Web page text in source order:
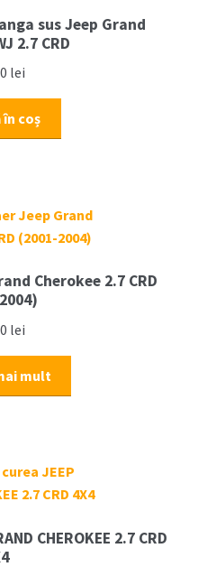
sus Jeep Grand
2.7 CRD
lei
în coș
Cherokee 2.7 CRD
lei
mult
CHEROKEE 2.7 CRD